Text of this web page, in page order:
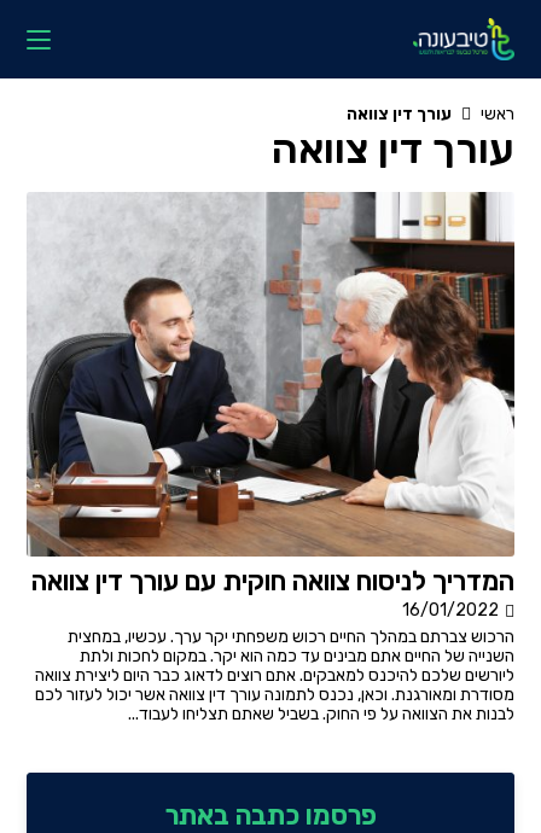
content
ראשי עורך דין צוואה
עורך דין צוואה
המדריך לניסוח צוואה חוקית עם עורך דין צוואה
16/01/2022
הרכוש צברתם במהלך החיים רכוש משפחתי יקר ערך. עכשיו, במחצית
השנייה של החיים אתם מבינים עד כמה הוא יקר. במקום לחכות ולתת
ליורשים שלכם להיכנס למאבקים. אתם רוצים לדאוג כבר היום ליצירת צוואה
מסודרת ומאורגנת. וכאן, נכנס לתמונה עורך דין צוואה אשר יכול לעזור לכם
לבנות את הצוואה על פי החוק. בשביל שאתם תצליחו לעבוד...
פרסמו כתבה באתר